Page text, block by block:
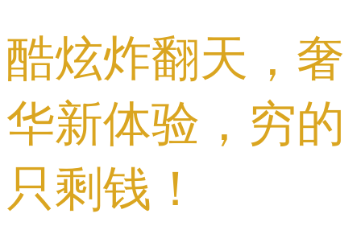
酷炫炸翻天，奢
华新体验，穷的
只剩钱！